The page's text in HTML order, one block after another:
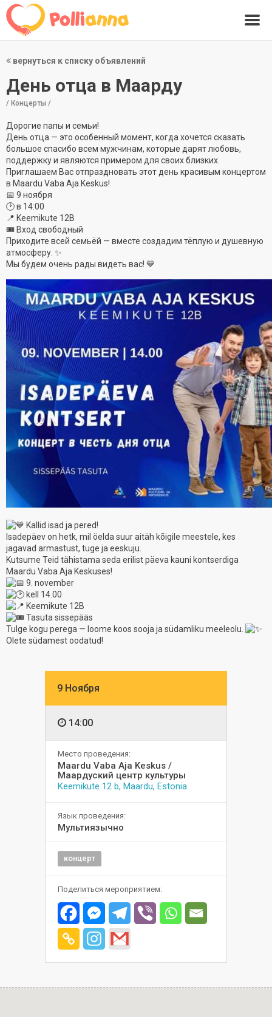
вернуться к списку объявлений
День отца в Маарду
/ Концерты /
Дорогие папы и семьи!
День отца — это особенный момент, когда хочется сказать
большое спасибо всем мужчинам, которые дарят любовь,
поддержку и являются примером для своих близких.
Приглашаем Вас отпраздновать этот день красивым концертом
в Maardu Vaba Aja Keskus!
📅 9 ноября
🕑 в 14:00
📍 Keemikute 12B
🎟️ Вход свободный
Приходите всей семьёй — вместе создадим тёплую и душевную
атмосферу. ✨
Мы будем очень рады видеть вас! 💙
Kallid isad ja pered!
Isadepäev on hetk, mil öelda suur aitäh kõigile meestele, kes
jagavad armastust, tuge ja eeskuju.
Kutsume Teid tähistama seda erilist päeva kauni kontserdiga
Maardu Vaba Aja Keskuses!
9. november
kell 14.00
Keemikute 12B
Tasuta sissepääs
Tulge kogu perega — loome koos sooja ja südamliku meeleolu.
Olete südamest oodatud!
9 Ноября
14:00
Место проведения:
Maardu Vaba Aja Keskus /
Маардуский центр культуры
Keemikute 12 b, Maardu, Estonia
Язык проведения:
Мультиязычно
концерт
Поделиться мероприятием: